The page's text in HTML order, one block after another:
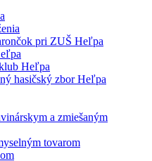
pri ZUŠ Heľpa
Heľpa
hasičský zbor Heľpa
a zmiešaným
tovarom